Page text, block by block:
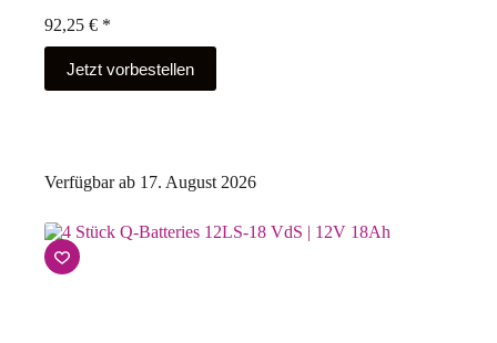
92,25 € *
Jetzt vorbestellen
Verfügbar ab 17. August 2026